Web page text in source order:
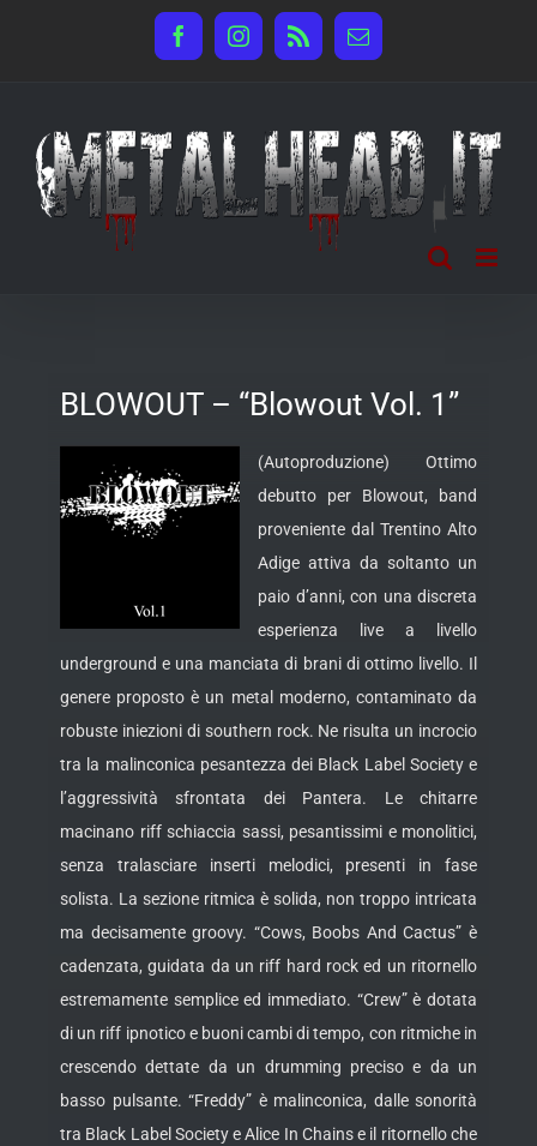
FacebookInstagram
Rss Email
BLOWOUT – “Blowout Vol. 1”
(Autoproduzione) Ottimo
debutto per Blowout, band
proveniente dal Trentino Alto
Adige attiva da soltanto un
paio d’anni, con una discreta
esperienza live a livello
underground e una manciata di brani di ottimo livello. Il
genere proposto è un metal moderno, contaminato da
robuste iniezioni di southern rock. Ne risulta un incrocio
tra la malinconica pesantezza dei Black Label Society e
l’aggressività sfrontata dei Pantera. Le chitarre
macinano riff schiaccia sassi, pesantissimi e monolitici,
senza tralasciare inserti melodici, presenti in fase
solista. La sezione ritmica è solida, non troppo intricata
ma decisamente groovy. “Cows, Boobs And Cactus” è
cadenzata, guidata da un riff hard rock ed un ritornello
estremamente semplice ed immediato. “Crew” è dotata
di un riff ipnotico e buoni cambi di tempo, con ritmiche in
crescendo dettate da un drumming preciso e da un
basso pulsante. “Freddy” è malinconica, dalle sonorità
tra Black Label Society e Alice In Chains e il ritornello che